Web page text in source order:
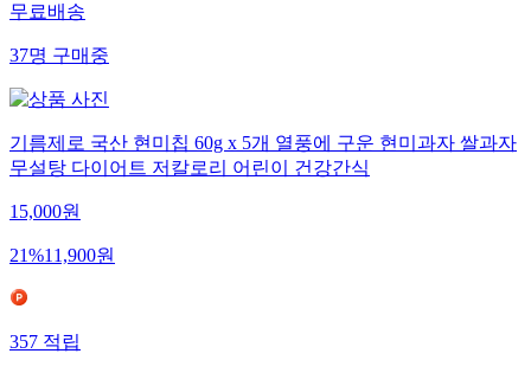
무료배송
37명 구매중
기름제로 국산 현미칩 60g x 5개 열풍에 구운 현미과자 쌀과자
무설탕 다이어트 저칼로리 어린이 건강간식
15,000원
21%11,900원
357 적립